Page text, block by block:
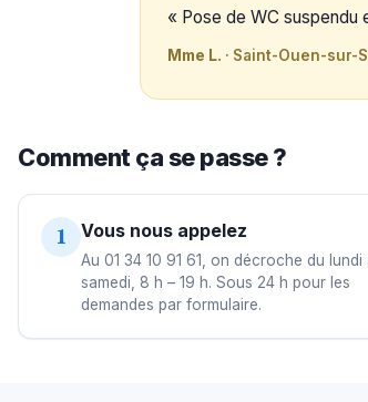
« Pose de WC suspendu
Mme L. · Saint-Ouen-sur-
Comment ça se passe ?
1 Vous nous appelez
Au 01 34 10 91 61, on décroche du lundi
samedi, 8 h – 19 h. Sous 24 h pour les
demandes par formulaire.